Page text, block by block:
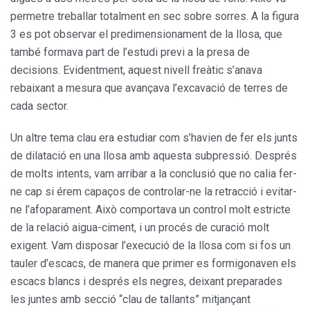
permetre treballar totalment en sec sobre sorres. A la figura
3 es pot observar el predimensionament de la llosa, que
també formava part de l’estudi previ a la presa de
decisions. Evidentment, aquest nivell freàtic s’anava
rebaixant a mesura que avançava l’excavació de terres de
cada sector.
Un altre tema clau era estudiar com s’havien de fer els junts
de dilatació en una llosa amb aquesta subpressió. Després
de molts intents, vam arribar a la conclusió que no calia fer-
ne cap si érem capaços de controlar-ne la retracció i evitar-
ne l’afoparament. Això comportava un control molt estricte
de la relació aigua-ciment, i un procés de curació molt
exigent. Vam disposar l’execució de la llosa com si fos un
tauler d’escacs, de manera que primer es formigonaven els
escacs blancs i després els negres, deixant preparades
les juntes amb secció “clau de tallants” mitjançant